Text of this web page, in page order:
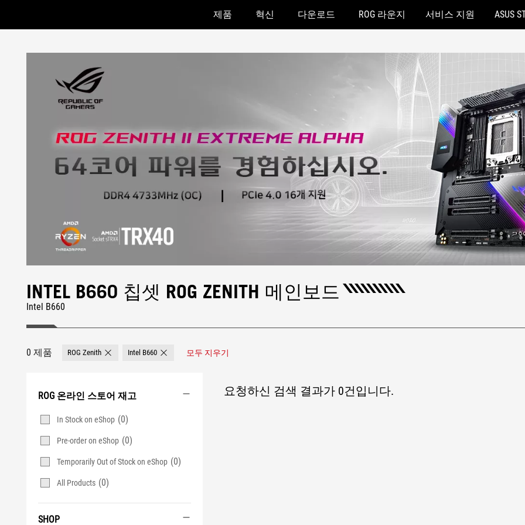
Accessibility links
제품 혁신 다운로드 ROG 라운지 서비스 지원 ASUS
INTEL B660 칩셋 ROG ZENITH 메인보드
Intel B660
0 제품 ROG Zenith Remove ROG Zenith
Intel B660 Remove Intel B660
모두 지우기
ROG 온라인 스토어 재고
In Stock on eShop (0)
Pre-order on eShop (0)
Temporarily Out of Stock on eShop (0)
All Products (0)
SHOP
요청하신 검색 결과가 0건입니다.